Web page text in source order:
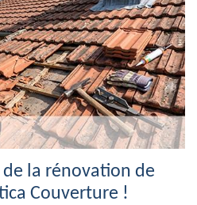
la rénovation de
Couverture !